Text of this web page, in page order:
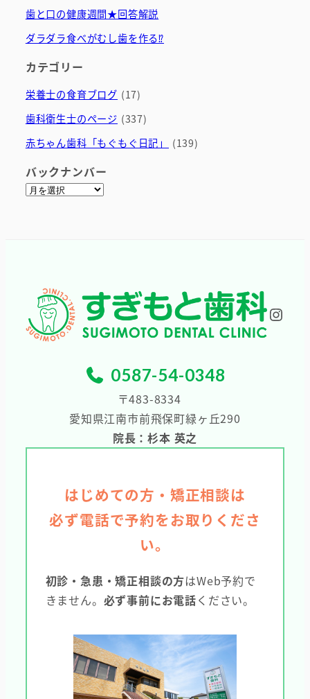
歯と口の健康週間★回答解説
ダラダラ食べがむし歯を作る⁉
カテゴリー
栄養士の食育ブログ (17)
歯科衛生士のページ (337)
赤ちゃん歯科「もぐもぐ日記」
(139)
バックナンバー
ア
0587-54-0348
〒483-8334
愛知県江南市前飛保町緑ヶ丘290
院長：杉本 英之
はじめての方・矯正相談は
必ず電話で予約をお取りくださ
い。
初診・急患・矯正相談の方はWeb予約で
きません。 必ず事前にお電話ください。